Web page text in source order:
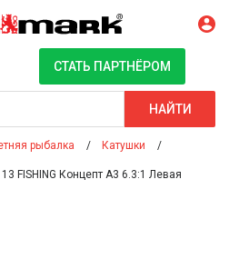
СТАТЬ ПАРТНЁРОМ
НАЙТИ
рыбалка
Катушки
FISHING Концепт A3 6.3:1 Левая